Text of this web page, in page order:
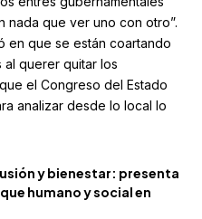
nada que ver uno con otro”.
en que se están coartando
querer quitar los
el Congreso del Estado
analizar desde lo local lo
y bienestar: presenta
humano y social en